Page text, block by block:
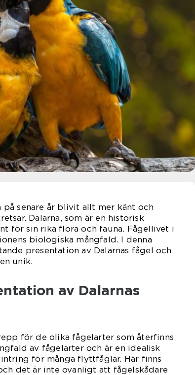
senare år blivit allt mer känt och
Dalarna, som är en historisk
för sin rika flora och fauna. Fågellivet i
biologiska mångfald. I denna
presentation av Dalarnas fågel och
unik.
av Dalarnas
för de olika fågelarter som återfinns
av fågelarter och är en idealisk
för många flyttfåglar. Här finns
det är inte ovanligt att fågelskådare